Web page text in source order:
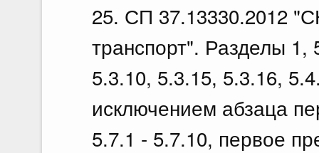
25. СП 37.13330.2012
транспорт". Разделы 1,
5.3.10, 5.3.15, 5.3.16,
исключением абзаца
5.7.1 - 5.7.10, первое